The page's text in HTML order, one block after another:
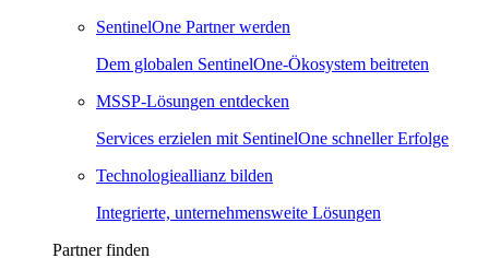
SentinelOne Partner werden
Dem globalen SentinelOne-Ökosystem beitreten
MSSP-Lösungen entdecken
Services erzielen mit SentinelOne schneller Erfolge
Technologieallianz bilden
Integrierte, unternehmensweite Lösungen
Partner finden